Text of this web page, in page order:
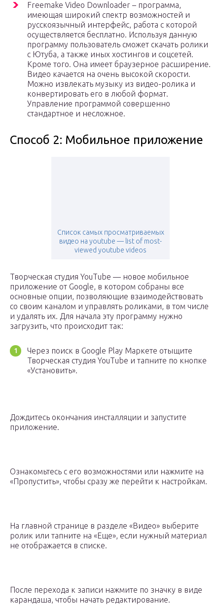
Freemake Video Downloader – программа,
имеющая широкий спектр возможностей и
русскоязычный интерфейс, работа с которой
осуществляется бесплатно. Используя данную
программу пользователь сможет скачать ролики
с Ютуба, а также иных хостингов и соцсетей.
Кроме того. Она имеет браузерное расширение.
Видео качается на очень высокой скорости.
Можно извлекать музыку из видео-ролика и
конвертировать его в любой формат.
Управление программой совершенно
стандартное и несложное.
Способ 2: Мобильное приложение
Список самых просматриваемых
видео на youtube — list of most-
viewed youtube videos
Творческая студия YouTube — новое мобильное
приложение от Google, в котором собраны все
основные опции, позволяющие взаимодействовать
со своим каналом и управлять роликами, в том числе
и удалять их. Для начала эту программу нужно
загрузить, что происходит так:
Через поиск в Google Play Маркете отыщите
Творческая студия YouTube и тапните по кнопке
«Установить».
Дождитесь окончания инсталляции и запустите
приложение.
Ознакомьтесь с его возможностями или нажмите на
«Пропустить», чтобы сразу же перейти к настройкам.
На главной странице в разделе «Видео» выберите
ролик или тапните на «Еще», если нужный материал
не отображается в списке.
После перехода к записи нажмите по значку в виде
карандаша, чтобы начать редактирование.